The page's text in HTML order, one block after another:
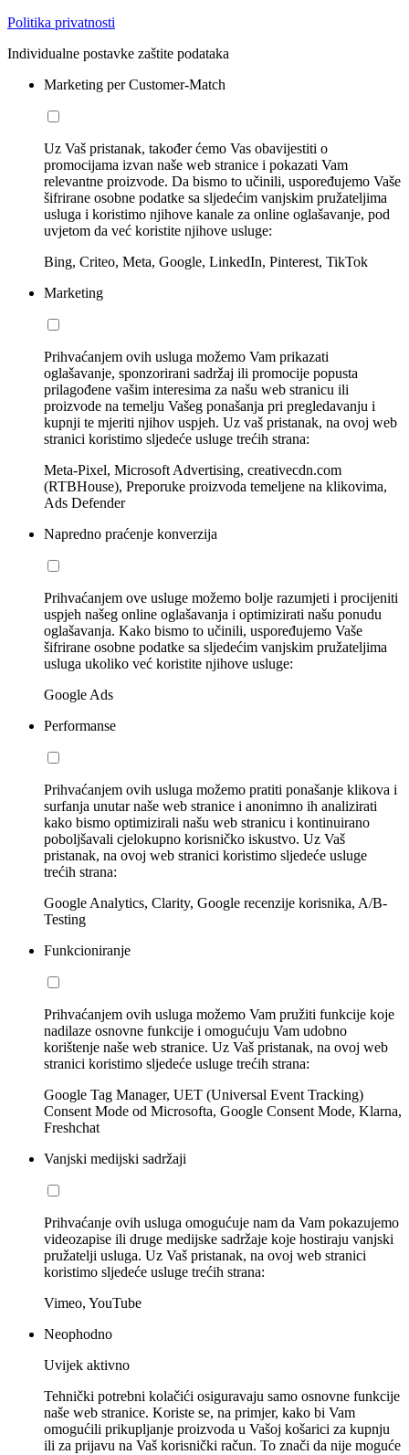
Politika privatnosti
Individualne postavke zaštite podataka
Marketing per Customer-Match
Uz Vaš pristanak, također ćemo Vas obavijestiti o
promocijama izvan naše web stranice i pokazati Vam
relevantne proizvode. Da bismo to učinili, uspoređujemo Vaše
šifrirane osobne podatke sa sljedećim vanjskim pružateljima
usluga i koristimo njihove kanale za online oglašavanje, pod
uvjetom da već koristite njihove usluge:
Bing, Criteo, Meta, Google, LinkedIn, Pinterest, TikTok
Marketing
Prihvaćanjem ovih usluga možemo Vam prikazati
oglašavanje, sponzorirani sadržaj ili promocije popusta
prilagođene vašim interesima za našu web stranicu ili
proizvode na temelju Vašeg ponašanja pri pregledavanju i
kupnji te mjeriti njihov uspjeh. Uz vaš pristanak, na ovoj web
stranici koristimo sljedeće usluge trećih strana:
Meta-Pixel, Microsoft Advertising, creativecdn.com
(RTBHouse), Preporuke proizvoda temeljene na klikovima,
Ads Defender
Napredno praćenje konverzija
Prihvaćanjem ove usluge možemo bolje razumjeti i procijeniti
uspjeh našeg online oglašavanja i optimizirati našu ponudu
oglašavanja. Kako bismo to učinili, uspoređujemo Vaše
šifrirane osobne podatke sa sljedećim vanjskim pružateljima
usluga ukoliko već koristite njihove usluge:
Google Ads
Performanse
Prihvaćanjem ovih usluga možemo pratiti ponašanje klikova i
surfanja unutar naše web stranice i anonimno ih analizirati
kako bismo optimizirali našu web stranicu i kontinuirano
poboljšavali cjelokupno korisničko iskustvo. Uz Vaš
pristanak, na ovoj web stranici koristimo sljedeće usluge
trećih strana:
Google Analytics, Clarity, Google recenzije korisnika, A/B-
Testing
Funkcioniranje
Prihvaćanjem ovih usluga možemo Vam pružiti funkcije koje
nadilaze osnovne funkcije i omogućuju Vam udobno
korištenje naše web stranice. Uz Vaš pristanak, na ovoj web
stranici koristimo sljedeće usluge trećih strana:
Google Tag Manager, UET (Universal Event Tracking)
Consent Mode od Microsofta, Google Consent Mode, Klarna,
Freshchat
Vanjski medijski sadržaji
Prihvaćanje ovih usluga omogućuje nam da Vam pokazujemo
videozapise ili druge medijske sadržaje koje hostiraju vanjski
pružatelji usluga. Uz Vaš pristanak, na ovoj web stranici
koristimo sljedeće usluge trećih strana:
Vimeo, YouTube
Neophodno
Uvijek aktivno
Tehnički potrebni kolačići osiguravaju samo osnovne funkcije
naše web stranice. Koriste se, na primjer, kako bi Vam
omogućili prikupljanje proizvoda u Vašoj košarici za kupnju
ili za prijavu na Vaš korisnički račun. To znači da nije moguće